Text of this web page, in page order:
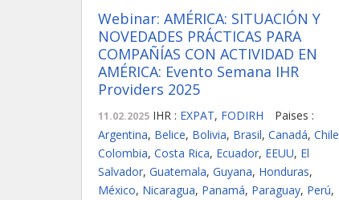
Webinar: AMÉRICA: SITUACIÓN Y
NOVEDADES PRÁCTICAS PARA
COMPAÑÍAS CON ACTIVIDAD EN
AMÉRICA: Evento Semana IHR
Providers 2025
11.02.2025 IHR : EXPAT, FODIRH
Paises :
Argentina, Belice, Bolivia, Brasil, Canadá, Chile
Colombia, Costa Rica, Ecuador, EEUU, El
Salvador, Guatemala, Guyana, Honduras,
México, Nicaragua, Panamá, Paraguay, Perú,